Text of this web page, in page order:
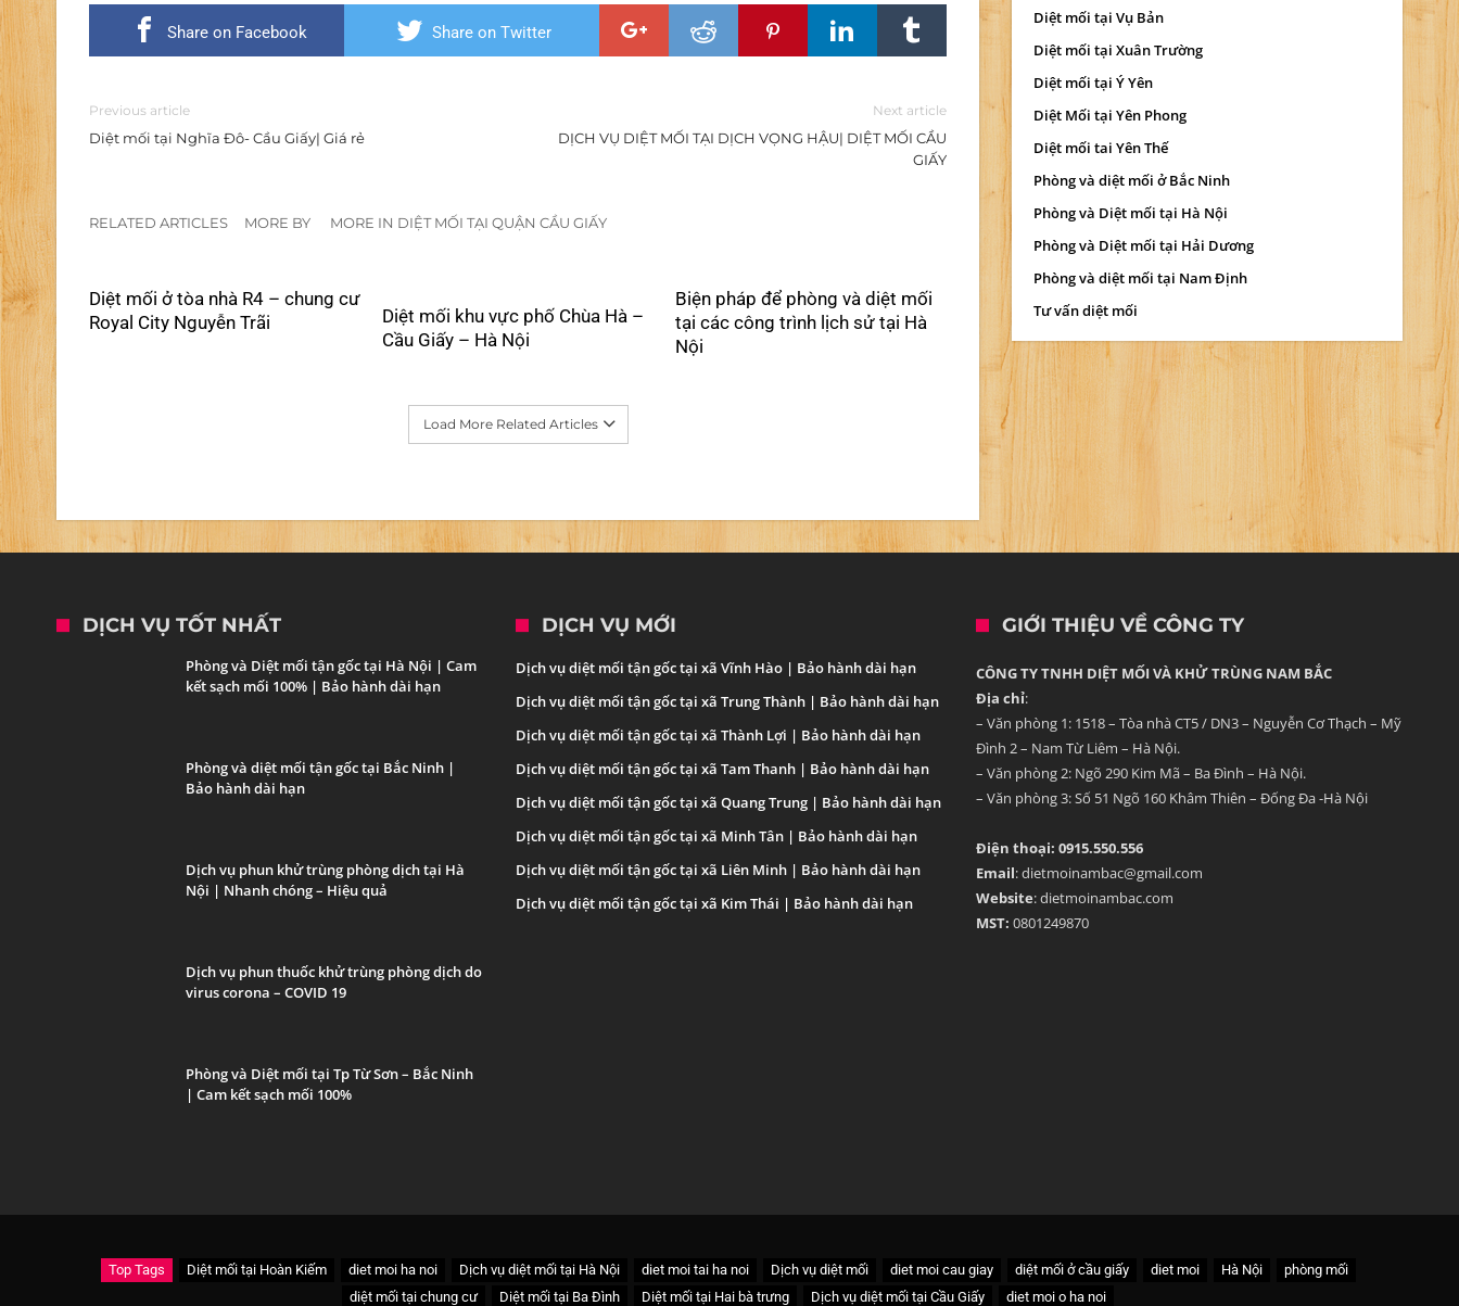
Share on Facebook Share on Twitter
Previous article
Diệt mối tại Nghĩa Đô- Cầu Giấy| Giá rẻ
Next article
DỊCH VỤ DIỆT MỐI TẠI DỊCH VỌNG HẬU| DIỆT MỐI CẦU
GIẤY
RELATED ARTICLES MORE BY MORE IN DIỆT MỐI TẠI QUẬN CẦU GIẤY
Diệt mối ở tòa nhà R4 – chung cư
Royal City Nguyễn Trãi
Diệt mối khu vực phố Chùa Hà –
Cầu Giấy – Hà Nội
Biện pháp để phòng và diệt mối
tại các công trình lịch sử tại Hà
Nội
Load More Related Articles
Diệt mối tại Vụ Bản
Diệt mối tại Xuân Trường
Diệt mối tại Ý Yên
Diệt Mối tại Yên Phong
Diệt mối tai Yên Thế
Phòng và diệt mối ở Bắc Ninh
Phòng và Diệt mối tại Hà Nội
Phòng và Diệt mối tại Hải Dương
Phòng và diệt mối tại Nam Định
Tư vấn diệt mối
DỊCH VỤ TỐT NHẤT
Phòng và Diệt mối tận gốc tại Hà Nội | Cam
kết sạch mối 100% | Bảo hành dài hạn
Phòng và diệt mối tận gốc tại Bắc Ninh |
Bảo hành dài hạn
Dịch vụ phun khử trùng phòng dịch tại Hà
Nội | Nhanh chóng – Hiệu quả
Dịch vụ phun thuốc khử trùng phòng dịch do
virus corona – COVID 19
Phòng và Diệt mối tại Tp Từ Sơn – Bắc Ninh
| Cam kết sạch mối 100%
DỊCH VỤ MỚI
Dịch vụ diệt mối tận gốc tại xã Vĩnh Hào | Bảo hành dài hạn
Dịch vụ diệt mối tận gốc tại xã Trung Thành | Bảo hành dài hạn
Dịch vụ diệt mối tận gốc tại xã Thành Lợi | Bảo hành dài hạn
Dịch vụ diệt mối tận gốc tại xã Tam Thanh | Bảo hành dài hạn
Dịch vụ diệt mối tận gốc tại xã Quang Trung | Bảo hành dài hạn
Dịch vụ diệt mối tận gốc tại xã Minh Tân | Bảo hành dài hạn
Dịch vụ diệt mối tận gốc tại xã Liên Minh | Bảo hành dài hạn
Dịch vụ diệt mối tận gốc tại xã Kim Thái | Bảo hành dài hạn
GIỚI THIỆU VỀ CÔNG TY
CÔNG TY TNHH DIỆT MỐI VÀ KHỬ TRÙNG NAM BẮC
Địa chỉ:
– Văn phòng 1: 1518 – Tòa nhà CT5 / DN3 – Nguyễn Cơ Thạch – Mỹ
Đình 2 – Nam Từ Liêm – Hà Nội.
– Văn phòng 2: Ngõ 290 Kim Mã – Ba Đình – Hà Nội.
– Văn phòng 3: Số 51 Ngõ 160 Khâm Thiên – Đống Đa -Hà Nội
Điện thoại: 0915.550.556
Email: dietmoinambac@gmail.com
Website: dietmoinambac.com
MST: 0801249870
Top Tags Diệt mối tại Hoàn Kiếm diet moi ha noi Dịch vụ diệt mối tại Hà Nội diet moi tai ha noi Dịch vụ diệt mối diet moi cau giay diệt mối ở cầu giấy diet moi Hà Nội
phòng mối
diệt mối tại chung cư
Diệt mối tại Ba Đình Diệt mối tại Hai bà trưng Dịch vụ diệt mối tại Cầu Giấy diet moi o ha noi